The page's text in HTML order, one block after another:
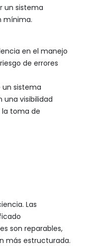
un sistema
mínima.
en el manejo
de errores
un sistema
una visibilidad
toma de
Las
son reparables,
más estructurada.